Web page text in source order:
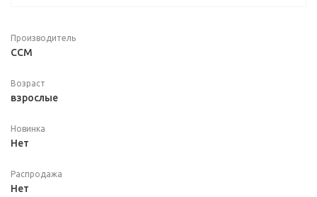
Производитель
CCM
Возраст
взрослые
Новинка
Нет
Распродажа
Нет